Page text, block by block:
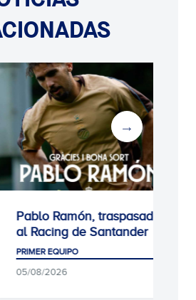
traspasado
Unai Núñez,
jugador del